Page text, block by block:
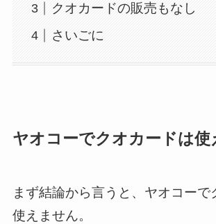
クオカードの販売もなし
さいごに
ヤオコーでクオカードは使
まず結論から言うと、ヤオコーで
使えません。